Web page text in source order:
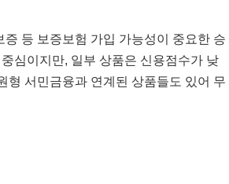
등 보증보험 가입 가능성이 중요한 승
심이지만, 일부 상품은 신용점수가 낮
형 서민금융과 연계된 상품들도 있어 무